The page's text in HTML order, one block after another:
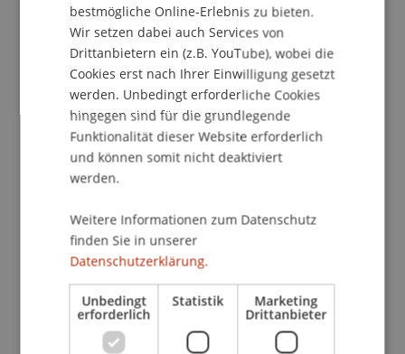
Dozierende:
Prof. Andreas Diekmann
Prof. Dr. Marc Gruber
School/Professur:
Institut für Entrepreneurship
1. Theorie- und Übungsblock
2. Theorie- und Übungsblock
am Do, den 13. Juli, 2006, 9.00 - 16.00 Uhr
3. Theorie- und Übungsblock
am Fr, den 14. Juli, 2006, 9.00 - 16.00 Uhr
4. Vortrag und Diskussion
am Fr, den 15. September 2006, 11.00 - 17.30 Uhr
bestmögliche Online-Erlebnis zu bieten.
Wir setzen dabei auch Services von
Drittanbietern ein (z.B. YouTube), wobei die
Cookies erst nach Ihrer Einwilligung gesetzt
werden. Unbedingt erforderliche Cookies
hingegen sind für die grundlegende
Funktionalität dieser Website erforderlich
und können somit nicht deaktiviert
werden.
Weitere Informationen zum Datenschutz
finden Sie in unserer
Datenschutzerklärung.
Unbedingt
erforderlich
Statistik Marketing
Drittanbieter